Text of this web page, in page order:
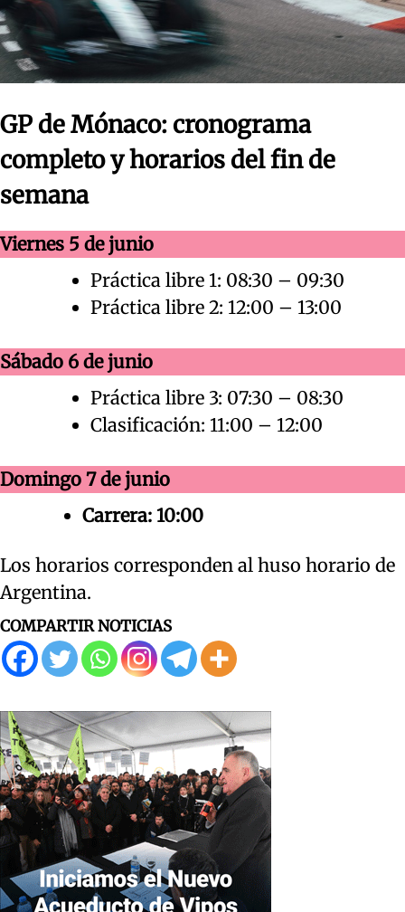
GP de Mónaco: cronograma
completo y horarios del fin de
semana
Viernes 5 de junio
Práctica libre 1: 08:30 – 09:30
Práctica libre 2: 12:00 – 13:00
Sábado 6 de junio
Práctica libre 3: 07:30 – 08:30
Clasificación: 11:00 – 12:00
Domingo 7 de junio
Carrera: 10:00
Los horarios corresponden al huso horario de
Argentina.
COMPARTIR NOTICIAS